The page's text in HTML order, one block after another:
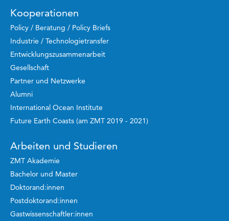
Kooperationen
Policy / Beratung / Policy Briefs
Industrie / Technologietransfer
Entwicklungszusammenarbeit
Gesellschaft
Partner und Netzwerke
Alumni
International Ocean Institute
Future Earth Coasts (am ZMT 2019 - 2021)
Arbeiten und Studieren
ZMT Akademie
Bachelor und Master
Doktorand:innen
Postdoktorand:innen
Gastwissenschaftler:innen